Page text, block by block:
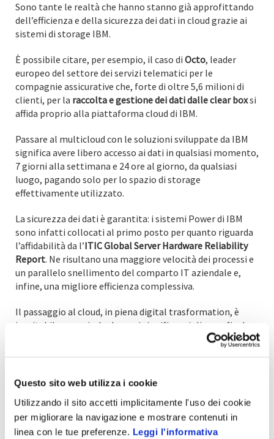
Questo sito web utilizza i cookie
Utilizzando il sito accetti implicitamente l'uso dei cookie
per migliorare la navigazione e mostrare contenuti in
linea con le tue preferenze. Leggi l'informativa
Sono tante le realtà che hanno stanno già approfittando
dell’efficienza e della sicurezza dei dati in cloud grazie ai
sistemi di storage IBM.
È possibile citare, per esempio, il caso di Octo, leader
europeo del settore dei servizi telematici per le
compagnie assicurative che, forte di oltre 5,6 milioni di
clienti, per la raccolta e gestione dei dati dalle clear boxsi
affida proprio alla piattaforma cloud di IBM.
Passare al multicloud con le soluzioni sviluppate da IBM
significa avere libero accesso ai dati in qualsiasi momento,
7 giorni alla settimana e 24 ore al giorno, da qualsiasi
luogo, pagando solo per lo spazio di storage
effettivamente utilizzato.
La sicurezza dei dati è garantita: i sistemi Power di IBM
sono infatti collocati al primo posto per quanto riguarda
l’affidabilità da l’ITIC Global Server Hardware Reliability
Report. Ne risultano una maggiore velocità dei processi e
un parallelo snellimento del comparto IT aziendale e,
infine, una migliore efficienza complessiva.
Il passaggio al cloud, in piena digital trasformation, è
inevitabile: compierlo domani significa migliorare fin da
subito i processi, aumentando la sicurezza dei dati e
Scopri tutti i vantaggi delle soluzioni Power Systems e
Storage di Zucchetti e IBM